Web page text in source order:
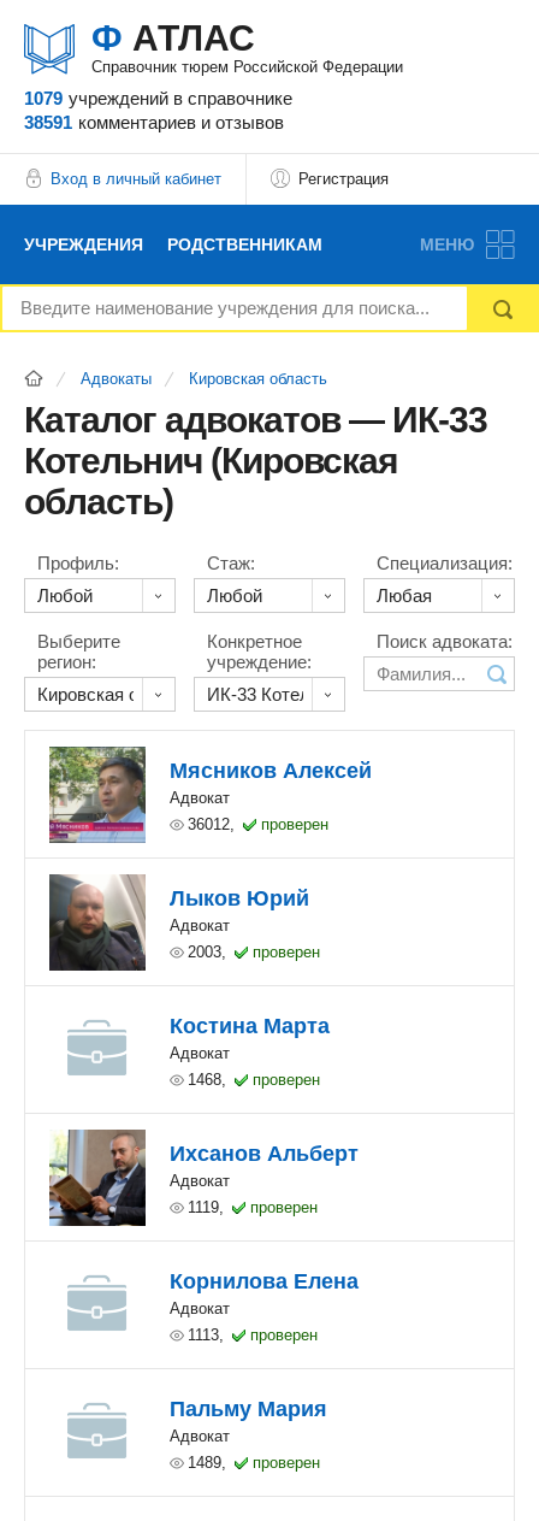
Ф АТЛАС
Справочник тюрем Российской Федерации
1079 учреждений в справочнике
38591 комментариев и отзывов
Вход в личный кабинет Регистрация
УЧРЕЖДЕНИЯ РОДСТВЕННИКАМ
НОВОСТИ БЛОГ АДВОКАТЫ
РЕКЛАМОДАТЕЛЯМ
МЕНЮ
Адвокаты Кировская область
Каталог адвокатов — ИК-33
Котельнич (Кировская
область)
Профиль: Стаж: Специализация:
Выберите
регион:
Конкретное
учреждение:
Поиск адвоката:
Мясников Алексей
Адвокат
36012,
проверен
Лыков Юрий
Адвокат
2003,
проверен
Костина Марта
Адвокат
1468,
проверен
Ихсанов Альберт
Адвокат
1119,
проверен
Корнилова Елена
Адвокат
1113,
проверен
Пальму Мария
Адвокат
1489,
проверен